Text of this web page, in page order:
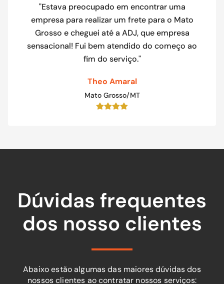
"Estava preocupado em encontrar uma
empresa para realizar um frete para o Mato
Grosso e cheguei até a ADJ, que empresa
sensacional! Fui bem atendido do começo ao
fim do serviço."
Theo Amaral
Mato Grosso/MT
Dúvidas frequentes
dos nosso clientes
Abaixo estão algumas das maiores dúvidas dos
nossos clientes ao contratar nossos serviços: